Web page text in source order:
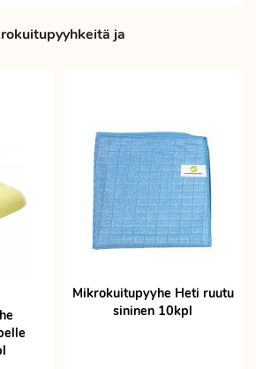
ja
Mikrokuitupyyhe Heti ruutu
sininen 10kpl